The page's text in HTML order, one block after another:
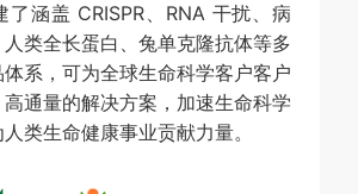
了涵盖 CRISPR、RNA 干扰、病
类全长蛋白、兔单克隆抗体等多
系，可为全球生命科学客户客户
通量的解决方案，加速生命科学
类生命健康事业贡献力量。